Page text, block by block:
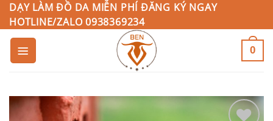
Bỏ
qua
nội
DẠY LÀM ĐỒ DA MIỄN PHÍ ĐĂNG KÝ NGAY
HOTLINE/ZALO 0938369234
0